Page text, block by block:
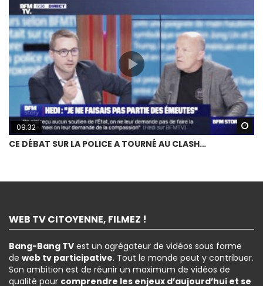
09:32
CE DÉBAT SUR LA POLICE A TOURNÉ AU CLASH…
WEB TV CITOYENNE, FILMEZ !
Bang-Bang TV est un agrégateur de vidéos sous forme
de web tv participative. Tout le monde peut y contribuer.
Son ambition est de réunir un maximum de vidéos de
qualité pour comprendre les enjeux d’aujourd’hui et se